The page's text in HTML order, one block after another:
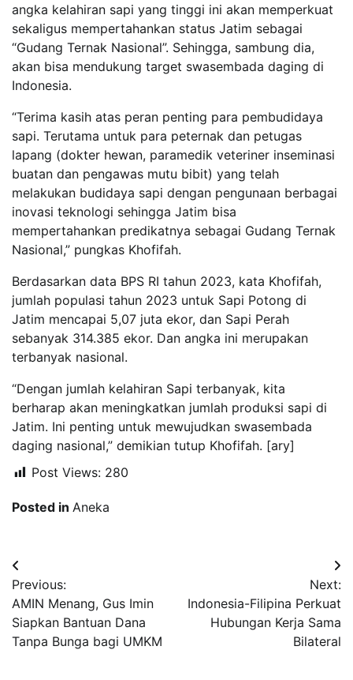
angka kelahiran sapi yang tinggi ini akan memperkuat
sekaligus mempertahankan status Jatim sebagai
“Gudang Ternak Nasional”. Sehingga, sambung dia,
akan bisa mendukung target swasembada daging di
Indonesia.
“Terima kasih atas peran penting para pembudidaya
sapi. Terutama untuk para peternak dan petugas
lapang (dokter hewan, paramedik veteriner inseminasi
buatan dan pengawas mutu bibit) yang telah
melakukan budidaya sapi dengan pengunaan berbagai
inovasi teknologi sehingga Jatim bisa
mempertahankan predikatnya sebagai Gudang Ternak
Nasional,” pungkas Khofifah.
Berdasarkan data BPS RI tahun 2023, kata Khofifah,
jumlah populasi tahun 2023 untuk Sapi Potong di
Jatim mencapai 5,07 juta ekor, dan Sapi Perah
sebanyak 314.385 ekor. Dan angka ini merupakan
terbanyak nasional.
“Dengan jumlah kelahiran Sapi terbanyak, kita
berharap akan meningkatkan jumlah produksi sapi di
Jatim. Ini penting untuk mewujudkan swasembada
daging nasional,” demikian tutup Khofifah. [ary]
Post Views: 280
Posted in Aneka
Navigasi
pos
Previous:
AMIN Menang, Gus Imin
Siapkan Bantuan Dana
Tanpa Bunga bagi UMKM
Next:
Indonesia-Filipina Perkuat
Hubungan Kerja Sama
Bilateral